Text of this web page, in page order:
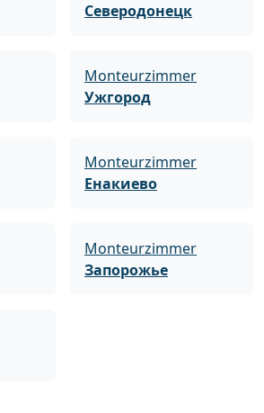
Северодонецк
Monteurzimmer
Ужгород
Monteurzimmer
Енакиево
Monteurzimmer
Запорожье